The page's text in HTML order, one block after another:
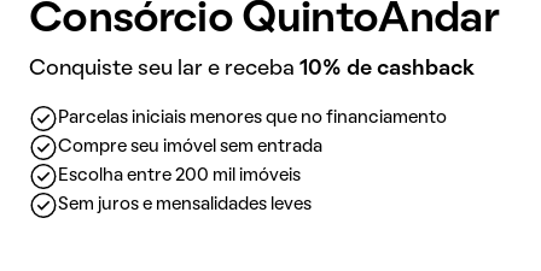
Consórcio QuintoAndar
Conquiste seu lar e receba 10% de cashback
Parcelas iniciais menores que no financiamento
Compre seu imóvel sem entrada
Escolha entre 200 mil imóveis
Sem juros e mensalidades leves